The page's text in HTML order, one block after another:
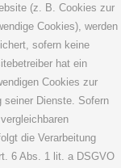
(z. B. Cookies zur
Cookies), werden
sofern keine
hat ein
Cookies zur
seiner Dienste. Sofern
die Verarbeitung
6 Abs. 1 lit. a DSGVO